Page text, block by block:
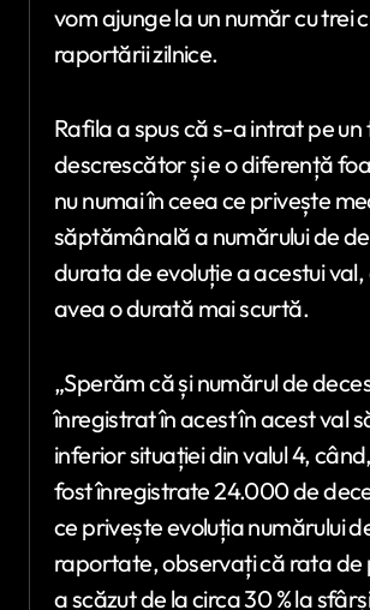
vom ajunge la un număr cu trei
raportării zilnice.
Rafila a spus că s-a intrat pe un
descrescător și e o diferență
nu numai în ceea ce privește
săptămânală a numărului de
durata de evoluție a acestui
avea o durată mai scurtă.
„Sperăm că și numărul de
înregistrat în acest în acest val
inferior situației din valul 4,
fost înregistrate 24.000 de
ce privește evoluția numărului
raportate, observați că rata de
a scăzut de la circa 30 % la